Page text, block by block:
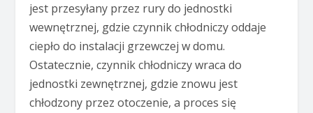
jest przesyłany przez rury do jednostki
wewnętrznej, gdzie czynnik chłodniczy oddaje
ciepło do instalacji grzewczej w domu.
Ostatecznie, czynnik chłodniczy wraca do
jednostki zewnętrznej, gdzie znowu jest
chłodzony przez otoczenie, a proces się